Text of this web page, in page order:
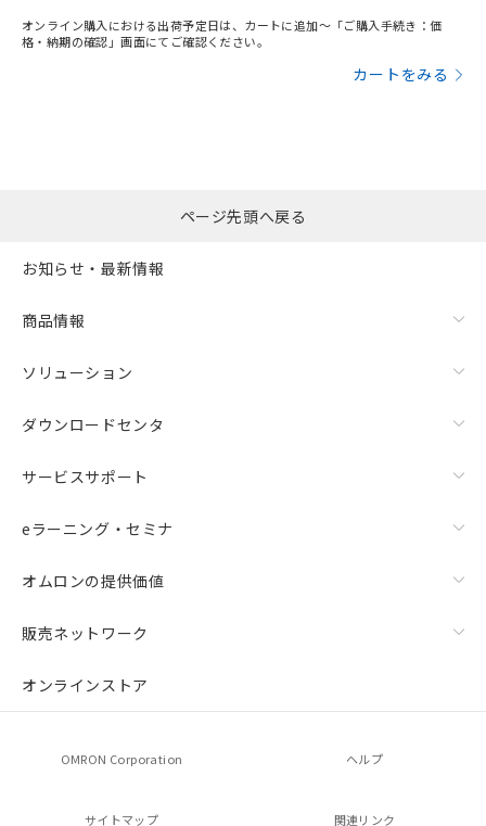
オンライン購入における出荷予定日は、カートに追加～「ご購入手続き：価
格・納期の確認」画面にてご確認ください。
カートをみる
ページ先頭へ戻る
お知らせ・最新情報
商品情報
ソリューション
ダウンロードセンタ
サービスサポート
eラーニング・セミナ
オムロンの提供価値
販売ネットワーク
オンラインストア
OMRON Corporation ヘルプ
サイトマップ 関連リンク